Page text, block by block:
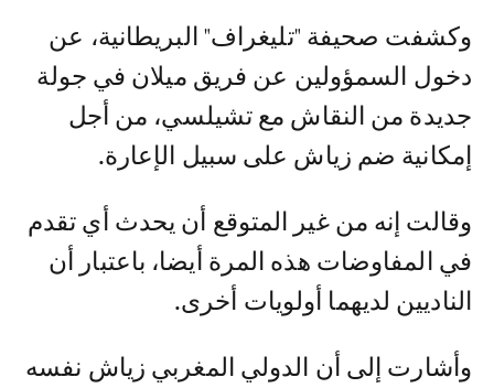
وكشفت صحيفة "تليغراف" البريطانية، عن
دخول السمؤولين عن فريق ميلان في جولة
جديدة من النقاش مع تشيلسي، من أجل
إمكانية ضم زياش على سبيل الإعارة.
وقالت إنه من غير المتوقع أن يحدث أي تقدم
في المفاوضات هذه المرة أيضا، باعتبار أن
الناديين لديهما أولويات أخرى.
وأشارت إلى أن الدولي المغربي زياش نفسه